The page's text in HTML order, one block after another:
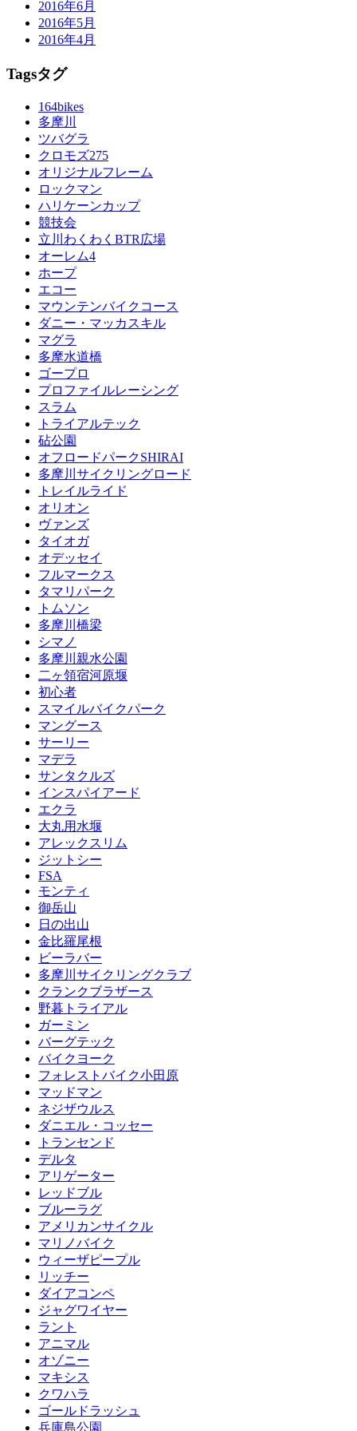
2016年6月
2016年5月
2016年4月
Tagsタグ
164bikes
多摩川
ツバグラ
クロモズ275
オリジナルフレーム
ロックマン
ハリケーンカップ
競技会
立川わくわくBTR広場
オーレム4
ホープ
エコー
マウンテンバイクコース
ダニー・マッカスキル
マグラ
多摩水道橋
ゴープロ
プロファイルレーシング
スラム
トライアルテック
砧公園
オフロードパークSHIRAI
多摩川サイクリングロード
トレイルライド
オリオン
ヴァンズ
タイオガ
オデッセイ
フルマークス
タマリパーク
トムソン
多摩川橋梁
シマノ
多摩川親水公園
二ヶ領宿河原堰
初心者
スマイルバイクパーク
マングース
サーリー
マデラ
サンタクルズ
インスパイアード
エクラ
大丸用水堰
アレックスリム
ジットシー
FSA
モンティ
御岳山
日の出山
金比羅尾根
ビーラバー
多摩川サイクリングクラブ
クランクブラザース
野暮トライアル
ガーミン
バーグテック
バイクヨーク
フォレストバイク小田原
マッドマン
ネジザウルス
ダニエル・コッセー
トランセンド
デルタ
アリゲーター
レッドブル
ブルーラグ
アメリカンサイクル
マリノバイク
ウィーザピープル
リッチー
ダイアコンペ
ジャグワイヤー
ラント
アニマル
オゾニー
マキシス
クワハラ
ゴールドラッシュ
兵庫島公園